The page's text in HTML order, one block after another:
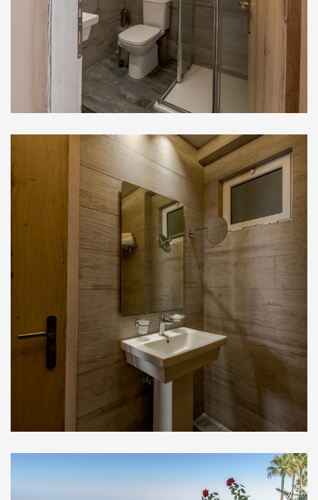
Στούντιο Ισογείου